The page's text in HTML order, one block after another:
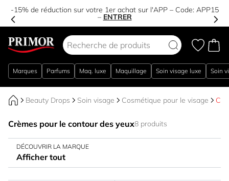
-15% de réduction sur votre 1er achat sur l'APP – Code:APP15
–ENTRER
Marques Parfums Maq. luxe Maquillage Soin visage luxe Soin
Beauty Drops Soin visage Cosmétique pour le visage
Crèmes pour le contour des yeux8 produits
DÉCOUVRIR LA MARQUE
Afficher tout